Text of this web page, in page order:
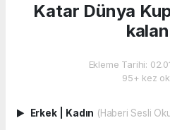
Katar Dünya
Ekleme Tarihi:
95+ kez
Erkek Kadın (Haberi Sesli